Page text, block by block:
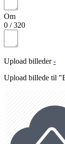
Om
0 /320
Upload billeder -
Upload billede til